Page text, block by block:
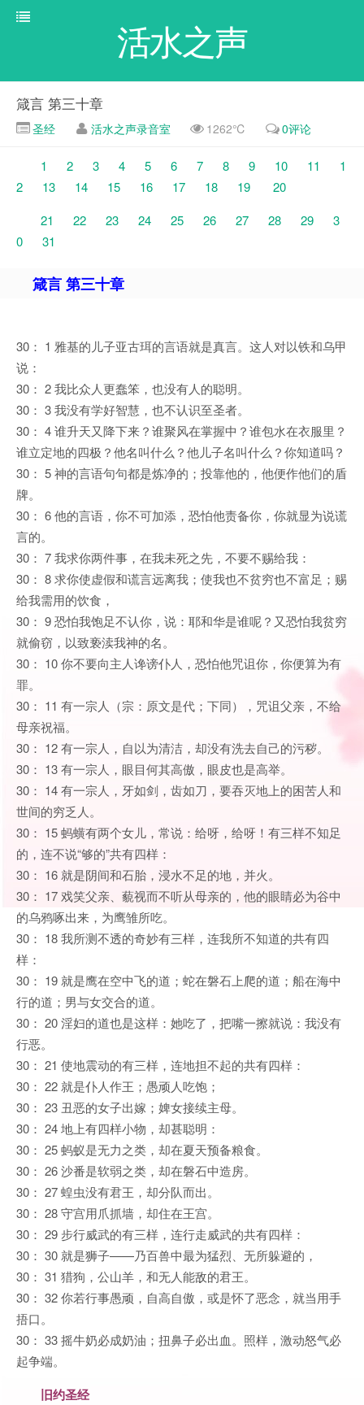
活水之声
箴言 第三十章
圣经 活水之声录音室 1262℃ 0评论
1 2 3 4 5 6 7 8 9 10 11
1
2
13 14 15 16 17 18 19
20
21
22 23 24 25 26 27 28 29
3
0
31
箴言 第三十章
30： 1 雅基的儿子亚古珥的言语就是真言。这人对以铁和乌甲
说：
30： 2 我比众人更蠢笨，也没有人的聪明。
30： 3 我没有学好智慧，也不认识至圣者。
30： 4 谁升天又降下来？谁聚风在掌握中？谁包水在衣服里？
谁立定地的四极？他名叫什么？他儿子名叫什么？你知道吗？
30： 5 神的言语句句都是炼净的；投靠他的，他便作他们的盾
牌。
30： 6 他的言语，你不可加添，恐怕他责备你，你就显为说谎
言的。
30： 7 我求你两件事，在我未死之先，不要不赐给我：
30： 8 求你使虚假和谎言远离我；使我也不贫穷也不富足；赐
给我需用的饮食，
30： 9 恐怕我饱足不认你，说：耶和华是谁呢？又恐怕我贫穷
就偷窃，以致亵渎我神的名。
30： 10 你不要向主人谗谤仆人，恐怕他咒诅你，你便算为有
罪。
30： 11 有一宗人（宗：原文是代；下同），咒诅父亲，不给
母亲祝福。
30： 12 有一宗人，自以为清洁，却没有洗去自己的污秽。
30： 13 有一宗人，眼目何其高傲，眼皮也是高举。
30： 14 有一宗人，牙如剑，齿如刀，要吞灭地上的困苦人和
世间的穷乏人。
30： 15 蚂蟥有两个女儿，常说：给呀，给呀！有三样不知足
的，连不说“够的”共有四样：
30： 16 就是阴间和石胎，浸水不足的地，并火。
30： 17 戏笑父亲、藐视而不听从母亲的，他的眼睛必为谷中
的乌鸦啄出来，为鹰雏所吃。
30： 18 我所测不透的奇妙有三样，连我所不知道的共有四
样：
30： 19 就是鹰在空中飞的道；蛇在磐石上爬的道；船在海中
行的道；男与女交合的道。
30： 20 淫妇的道也是这样：她吃了，把嘴一擦就说：我没有
行恶。
30： 21 使地震动的有三样，连地担不起的共有四样：
30： 22 就是仆人作王；愚顽人吃饱；
30： 23 丑恶的女子出嫁；婢女接续主母。
30： 24 地上有四样小物，却甚聪明：
30： 25 蚂蚁是无力之类，却在夏天预备粮食。
30： 26 沙番是软弱之类，却在磐石中造房。
30： 27 蝗虫没有君王，却分队而出。
30： 28 守宫用爪抓墙，却住在王宫。
30： 29 步行威武的有三样，连行走威武的共有四样：
30： 30 就是狮子——乃百兽中最为猛烈、无所躲避的，
30： 31 猎狗，公山羊，和无人能敌的君王。
30： 32 你若行事愚顽，自高自傲，或是怀了恶念，就当用手
捂口。
30： 33 摇牛奶必成奶油；扭鼻子必出血。照样，激动怒气必
起争端。
旧约圣经